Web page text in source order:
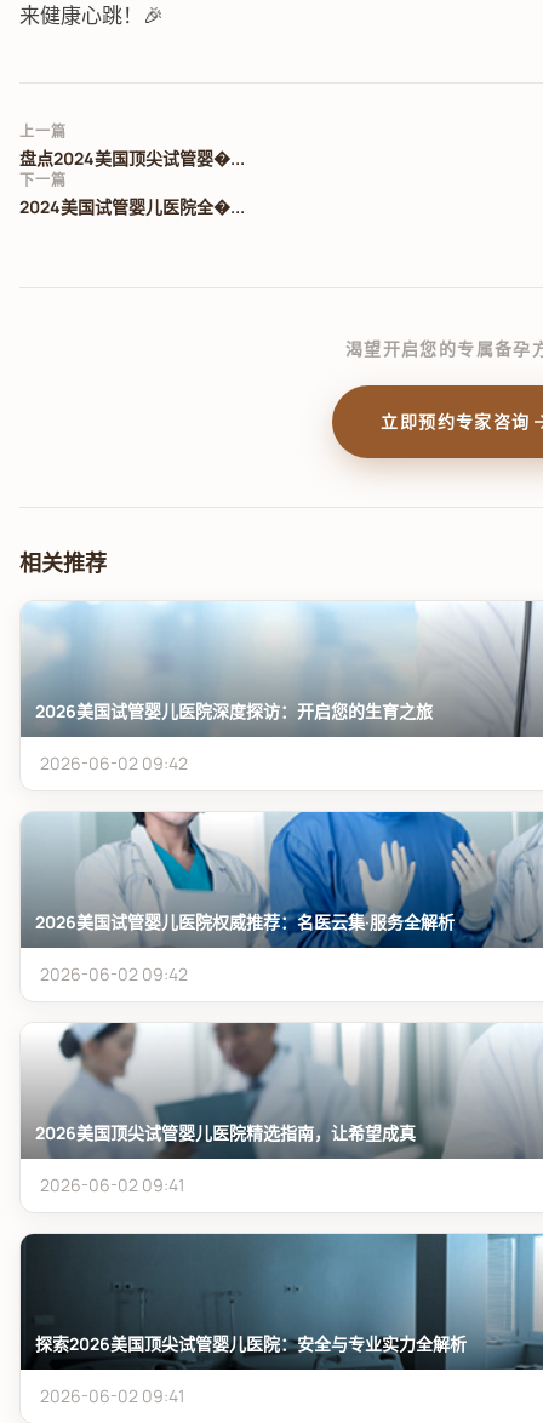
来健康心跳！🎉
上一篇
盘点2024美国顶尖试管婴�...
下一篇
2024美国试管婴儿医院全�...
渴望开启您的专属备孕
立即预约专家咨询
相关推荐
2026美国试管婴儿医院深度探访：开启您的生育之旅
2026-06-02 09:42
2026美国试管婴儿医院权威推荐：名医云集·服务全解析
2026-06-02 09:42
2026美国顶尖试管婴儿医院精选指南，让希望成真
2026-06-02 09:41
探索2026美国顶尖试管婴儿医院：安全与专业实力全解析
2026-06-02 09:41